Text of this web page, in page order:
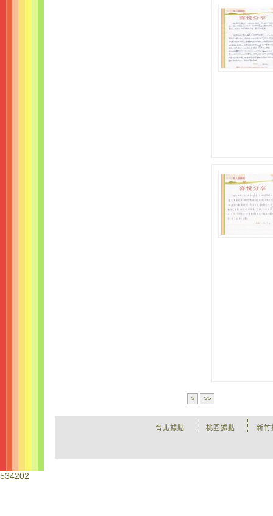
> >>
新竹
桃園據點
台北據點
534202